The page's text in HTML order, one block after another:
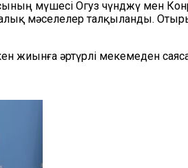
мүшесі Огуз Үчүнджү мен
мәселелер талқыланды.
жиынға әртүрлі мекемеден